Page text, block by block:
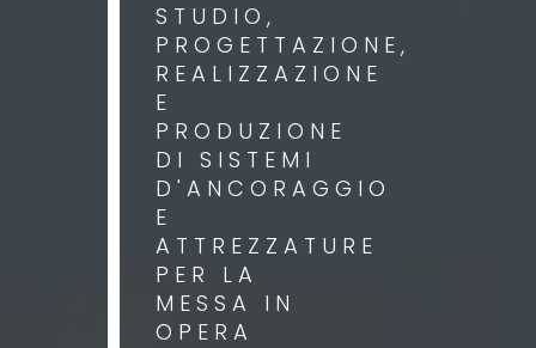
STUDIO,
PROGETTAZIONE,
REALIZZAZIONE
E
PRODUZIONE
DI SISTEMI
D'ANCORAGGIO
E
ATTREZZATURE
PER LA
MESSA IN
OPERA